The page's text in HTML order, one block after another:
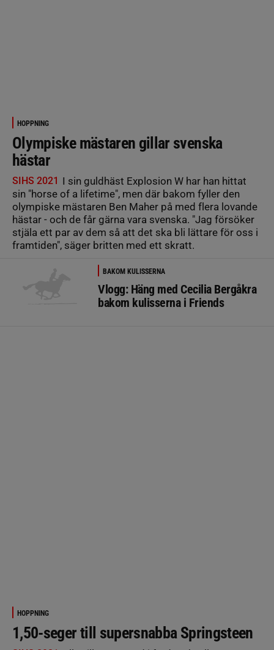
HOPPNING
Olympiske mästaren gillar svenska
hästar
SIHS 2021 I sin guldhäst Explosion W har han hittat
sin "horse of a lifetime", men där bakom fyller den
olympiske mästaren Ben Maher på med flera lovande
hästar - och de får gärna vara svenska. "Jag försöker
stjäla ett par av dem så att det ska bli lättare för oss i
framtiden", säger britten med ett skratt.
BAKOM KULISSERNA
Vlogg: Häng med Cecilia Bergåkra
bakom kulisserna i Friends
HOPPNING
1,50-seger till supersnabba Springsteen